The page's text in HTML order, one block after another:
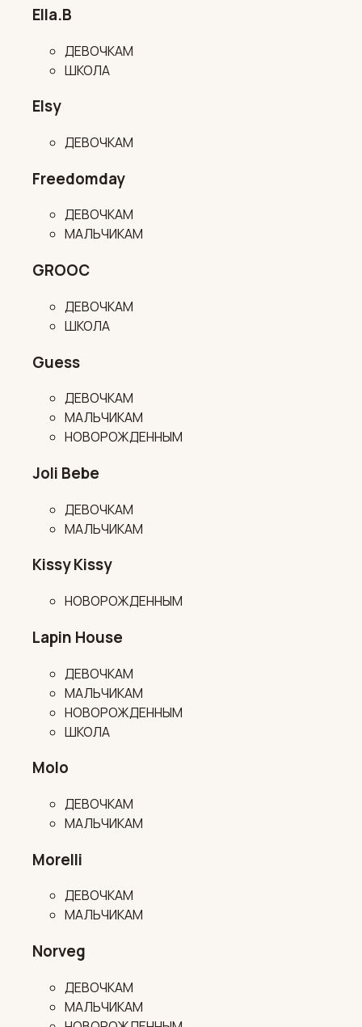
Ella.B
ДЕВОЧКАМ
ШКОЛА
Elsy
ДЕВОЧКАМ
Freedomday
ДЕВОЧКАМ
МАЛЬЧИКАМ
GROOC
ДЕВОЧКАМ
ШКОЛА
Guess
ДЕВОЧКАМ
МАЛЬЧИКАМ
НОВОРОЖДЕННЫМ
Joli Bebe
ДЕВОЧКАМ
МАЛЬЧИКАМ
Kissy Kissy
НОВОРОЖДЕННЫМ
Lapin House
ДЕВОЧКАМ
МАЛЬЧИКАМ
НОВОРОЖДЕННЫМ
ШКОЛА
Molo
ДЕВОЧКАМ
МАЛЬЧИКАМ
Morelli
ДЕВОЧКАМ
МАЛЬЧИКАМ
Norveg
ДЕВОЧКАМ
МАЛЬЧИКАМ